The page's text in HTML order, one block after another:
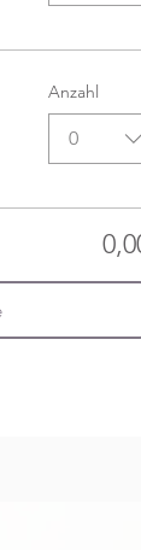
Anzahl
0